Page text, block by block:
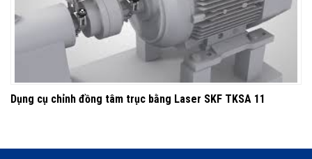
Dụng cụ chỉnh đồng tâm trục bằng Laser SKF TKSA 11